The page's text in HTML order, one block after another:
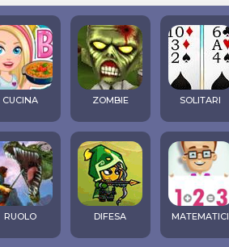
CUCINA ZOMBIE SOLITARI
RUOLO DIFESA MATEMATICI